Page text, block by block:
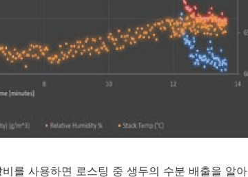
를 사용하면 로스팅 중 생두의 수분 배출을 알아